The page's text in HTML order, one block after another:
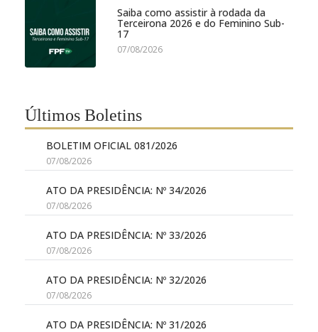
Saiba como assistir à rodada da
Terceirona 2026 e do Feminino Sub-
17
07/08/2026
Últimos Boletins
BOLETIM OFICIAL 081/2026
07/08/2026
ATO DA PRESIDÊNCIA: Nº 34/2026
07/08/2026
ATO DA PRESIDÊNCIA: Nº 33/2026
07/08/2026
ATO DA PRESIDÊNCIA: Nº 32/2026
07/08/2026
ATO DA PRESIDÊNCIA: Nº 31/2026